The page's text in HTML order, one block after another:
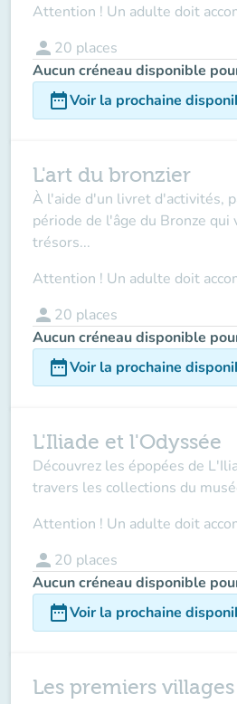
Attention ! Un adulte doit
person 20 places
Aucun créneau disponible
date_rangeVoir la prochaine
L'art du bronzier
À l'aide d'un livret d'activités,
période de l'âge du Bronze qui
trésors...
Attention ! Un adulte doit
person 20 places
Aucun créneau disponible
date_rangeVoir la prochaine
L'Iliade et l'Odyssée
Découvrez les épopées de
travers les collections du
Attention ! Un adulte doit
person 20 places
Aucun créneau disponible
date_rangeVoir la prochaine
Les premiers villages